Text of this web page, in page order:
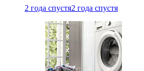
2 года спустя2 года спустя